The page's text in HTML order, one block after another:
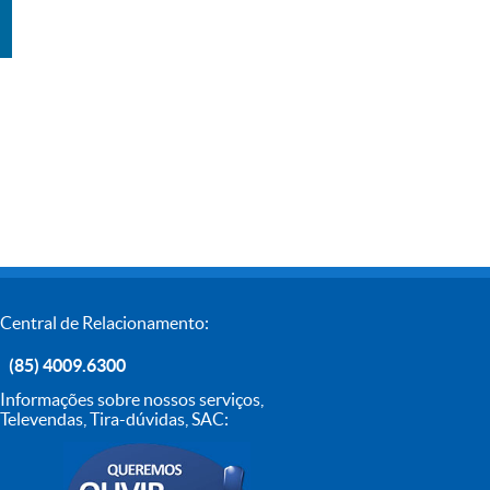
Central de Relacionamento:
(85) 4009.6300
Informações sobre nossos serviços,
Televendas, Tira-dúvidas, SAC: